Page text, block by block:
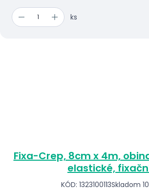
ks
Fixa-Crep, 8cm x 4m,
elastické,
KÓD: 1323100113Skladom